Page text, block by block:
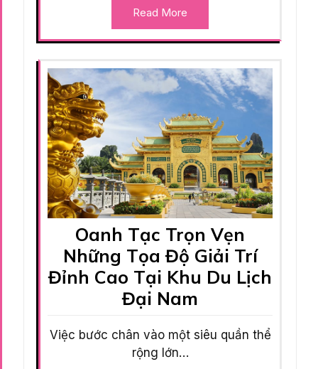
Read More
Oanh Tạc Trọn Vẹn
Những Tọa Độ Giải Trí
Đỉnh Cao Tại Khu Du Lịch
Đại Nam
Việc bước chân vào một siêu quần thể
rộng lớn…